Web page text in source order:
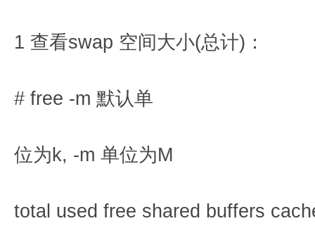
1 查看swap 空间大小(总计)：
# free -m 默认单
位为k, -m 单位为M
total used free shared buffers